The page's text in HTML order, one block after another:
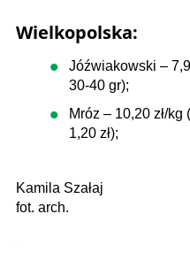
Wielkopolska:
Jóźwiakowski –
30-40 gr);
Mróz – 10,20 zł/
1,20 zł);
Kamila Szałaj
fot. arch.